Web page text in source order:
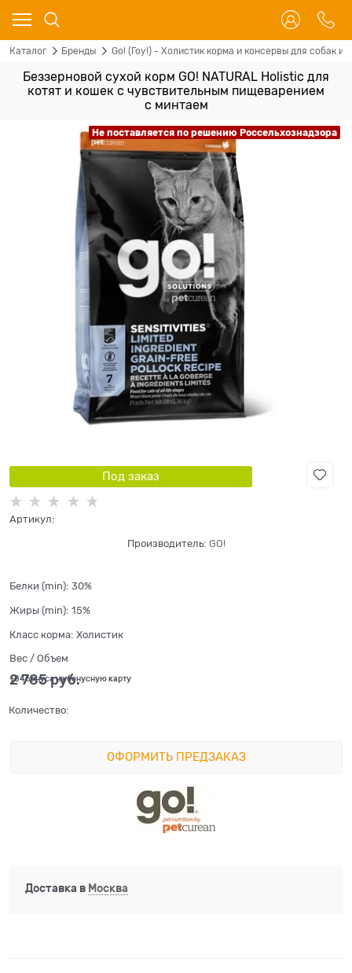
Каталог Бренды Go! (Гоу!) - Холистик корма и консервы для собак и
Беззерновой сухой корм GO! NATURAL Holistic для
котят и кошек с чувствительным пищеварением
с минтаем
Не поставляется по решению Россельхознадзора
Под заказ
Артикул:
Производитель: GO!
Белки (min): 30%
Жиры (min): 15%
Класс корма: Холистик
Вес / Объем
2 785 руб.
+84 бонуса на бонусную карту
Количество:
ОФОРМИТЬ ПРЕДЗАКАЗ
Доставка в Москва